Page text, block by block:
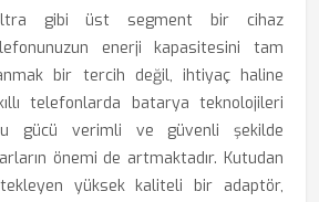
gibi üst segment bir cihaz
enerji kapasitesini tam
bir tercih değil, ihtiyaç haline
telefonlarda batarya teknolojileri
gücü verimli ve güvenli şekilde
önemi de artmaktadır. Kutudan
yüksek kaliteli bir adaptör,